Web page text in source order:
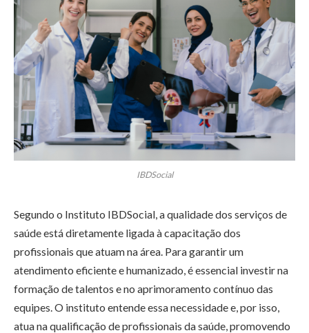
IBDSocial
Segundo o Instituto IBDSocial, a qualidade dos serviços de
saúde está diretamente ligada à capacitação dos
profissionais que atuam na área. Para garantir um
atendimento eficiente e humanizado, é essencial investir na
formação de talentos e no aprimoramento contínuo das
equipes. O instituto entende essa necessidade e, por isso,
atua na qualificação de profissionais da saúde, promovendo